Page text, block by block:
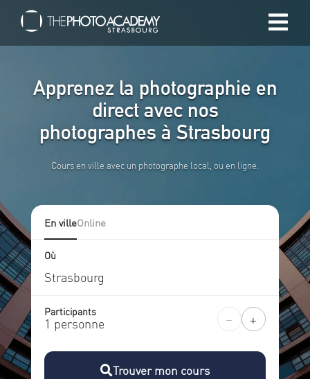
Photographes
Offrir une Carte Cadeau
Apprenez la photographie en
direct avec nos
photographes à Strasbourg
Cours en ville avec un photographe local, ou en ligne.
En villeOnline
Où
Participants
1 personne − +
Trouver mon cours